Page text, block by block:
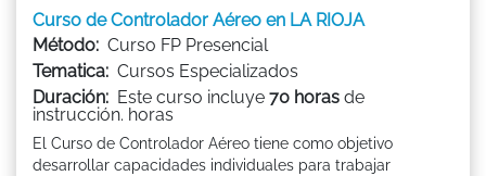
Curso de Controlador Aéreo en LA RIOJA
Método: Curso FP Presencial
Tematica: Cursos Especializados
Duración: Este curso incluye 70 horas de
instrucción. horas
El Curso de Controlador Aéreo tiene como objetivo
desarrollar capacidades individuales para trabajar